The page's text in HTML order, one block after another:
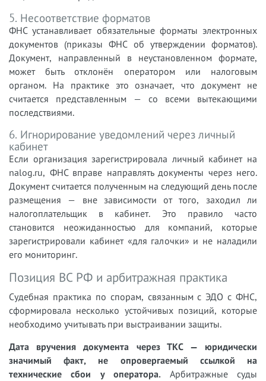
5. Несоответствие форматов
ФНС устанавливает обязательные форматы электронных
документов (приказы ФНС об утверждении форматов).
Документ, направленный в неустановленном формате,
может быть отклонён оператором или налоговым
органом. На практике это означает, что документ не
считается представленным — со всеми вытекающими
последствиями.
6. Игнорирование уведомлений через личный
кабинет
Если организация зарегистрировала личный кабинет на
nalog.ru, ФНС вправе направлять документы через него.
Документ считается полученным на следующий день после
размещения — вне зависимости от того, заходил ли
налогоплательщик в кабинет. Это правило часто
становится неожиданностью для компаний, которые
зарегистрировали кабинет «для галочки» и не наладили
его мониторинг.
Позиция ВС РФ и арбитражная практика
Судебная практика по спорам, связанным с ЭДО с ФНС,
сформировала несколько устойчивых позиций, которые
необходимо учитывать при выстраивании защиты.
Дата вручения документа через ТКС — юридически
значимый факт, не опровергаемый ссылкой на
технические сбои у оператора. Арбитражные суды